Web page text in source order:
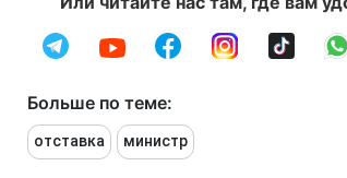
Больше по теме:
отставка министр